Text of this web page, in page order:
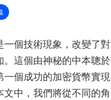
一個技術現象，改變了
。這個由神秘的中本聰
一個成功的加密貨幣實
文中，我們將從不同的